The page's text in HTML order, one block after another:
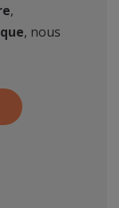
,
, nous